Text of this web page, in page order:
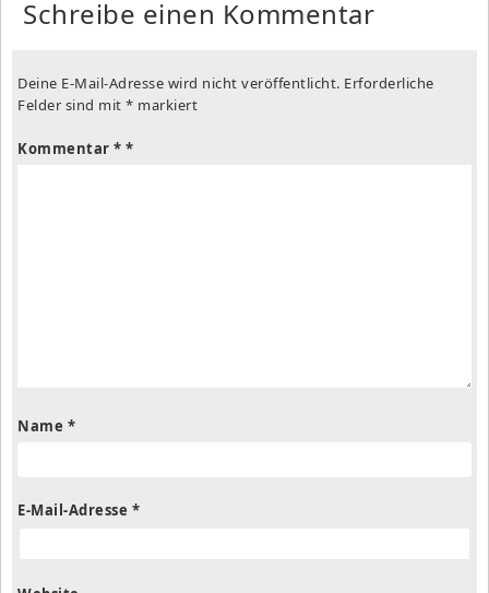
Schreibe einen Kommentar
Deine E-Mail-Adresse wird nicht veröffentlicht. Erforderliche
Felder sind mit * markiert
Kommentar *
Name *
E-Mail-Adresse *